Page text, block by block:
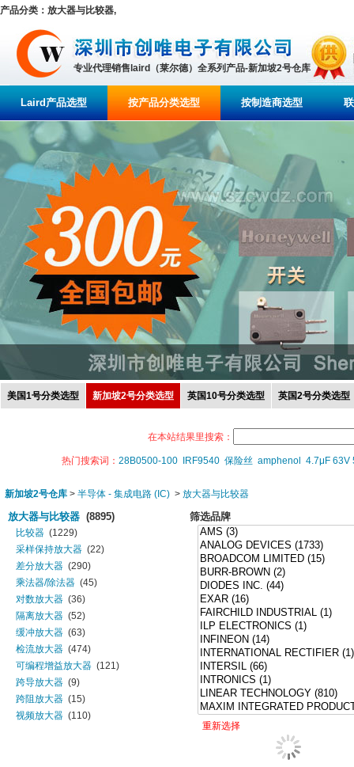
产品分类：放大器与比较器,
专业代理销售laird（莱尔德）全系列产品-新加坡2号仓库
Laird产品选型 按产品分类选型 按制造商选型
美国1号分类选型 新加坡2号分类选型 英国10号分类选型 英国2号分类选型
在本站结果里搜索：
热门搜索词： 28B0500-100 IRF9540 保险丝 amphenol 4.7μF 63V
新加坡2号仓库 > 半导体 - 集成电路 (IC) > 放大器与比较器
放大器与比较器 (8895)
比较器 (1229)
采样保持放大器 (22)
差分放大器 (290)
乘法器/除法器 (45)
对数放大器 (36)
隔离放大器 (52)
缓冲放大器 (63)
检流放大器 (474)
可编程增益放大器 (121)
跨导放大器 (9)
跨阻放大器 (15)
视频放大器 (110)
筛选品牌
重新选择